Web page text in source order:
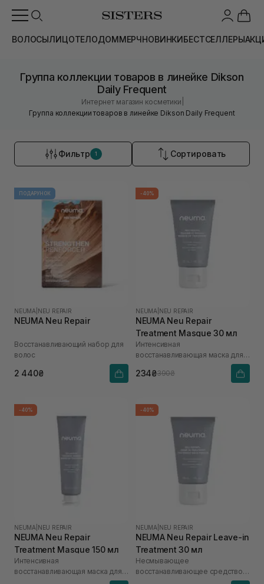
ВОЛОСЫЛИЦОТЕЛОДОММЕРЧНОВИНКИБЕСТСЕЛЛЕРЫ
Группа коллекции товаров в линейке Dikson
Daily Frequent
Интернет магазин косметики
Группа коллекции товаров в линейке Dikson Daily Frequent
Фильтр 1 Сортировать
ПОДАРУНОК
NEUMA NEU REPAIR
NEUMA Neu Repair
Восстанавливающий набор для
волос
2 440₴
-40%
NEUMA NEU REPAIR
NEUMA Neu Repair
Treatment Masque 30 мл
Интенсивная
восстанавливающая маска для
234₴390₴
-40%
NEUMA NEU REPAIR
NEUMA Neu Repair
Treatment Masque 150 мл
Интенсивная
восстанавливающая маска для
-40%
NEUMA NEU REPAIR
NEUMA Neu Repair Leave-in
Treatment 30 мл
Несмывающее
восстанавливающее средство